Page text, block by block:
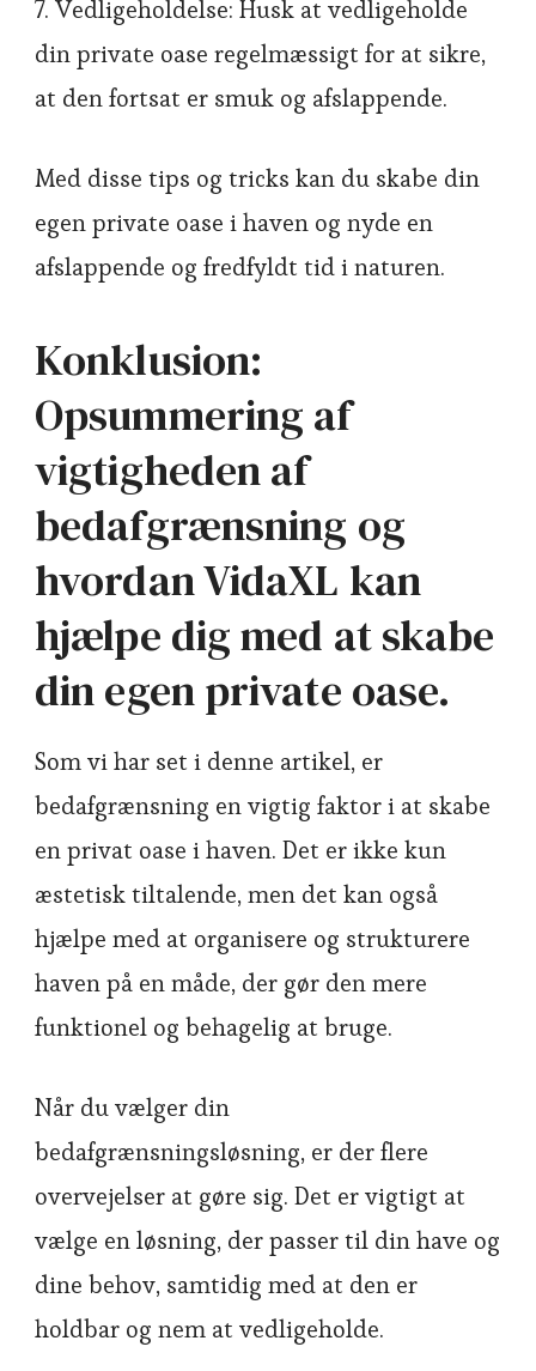
7. Vedligeholdelse: Husk at vedligeholde
din private oase regelmæssigt for at sikre,
at den fortsat er smuk og afslappende.
Med disse tips og tricks kan du skabe din
egen private oase i haven og nyde en
afslappende og fredfyldt tid i naturen.
Konklusion:
Opsummering af
vigtigheden af
bedafgrænsning og
hvordan VidaXL kan
hjælpe dig med at skabe
din egen private oase.
Som vi har set i denne artikel, er
bedafgrænsning en vigtig faktor i at skabe
en privat oase i haven. Det er ikke kun
æstetisk tiltalende, men det kan også
hjælpe med at organisere og strukturere
haven på en måde, der gør den mere
funktionel og behagelig at bruge.
Når du vælger din
bedafgrænsningsløsning, er der flere
overvejelser at gøre sig. Det er vigtigt at
vælge en løsning, der passer til din have og
dine behov, samtidig med at den er
holdbar og nem at vedligeholde.